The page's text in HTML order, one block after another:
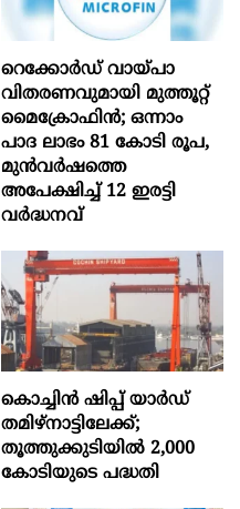
റെക്കോർഡ് വായ്പാ
വിതരണവുമായി മുത്തൂറ്റ്
മൈക്രോഫിൻ; ഒന്നാം
പാദ ലാഭം 81 കോടി രൂപ,
മുൻവർഷത്തെ
അപേക്ഷിച്ച് 12 ഇരട്ടി
വർദ്ധനവ്
കൊച്ചിന്‍ ഷിപ്പ് യാർഡ്
തമിഴ്നാട്ടിലേക്ക്;
തൂത്തുക്കുടിയിൽ 2,000
കോടിയുടെ പദ്ധതി